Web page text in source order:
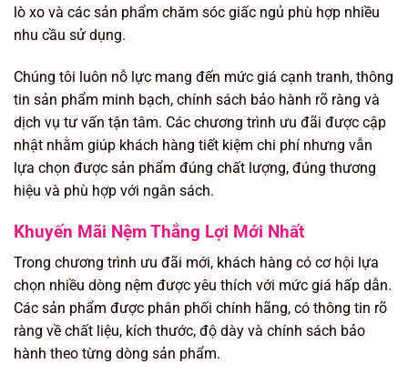
lò xo và các sản phẩm chăm sóc giấc ngủ phù hợp nhiều
nhu cầu sử dụng.
Chúng tôi luôn nỗ lực mang đến mức giá cạnh tranh, thông
tin sản phẩm minh bạch, chính sách bảo hành rõ ràng và
dịch vụ tư vấn tận tâm. Các chương trình ưu đãi được cập
nhật nhằm giúp khách hàng tiết kiệm chi phí nhưng vẫn
lựa chọn được sản phẩm đúng chất lượng, đúng thương
hiệu và phù hợp với ngân sách.
Khuyến Mãi Nệm Thắng Lợi Mới Nhất
Trong chương trình ưu đãi mới, khách hàng có cơ hội lựa
chọn nhiều dòng nệm được yêu thích với mức giá hấp dẫn.
Các sản phẩm được phân phối chính hãng, có thông tin rõ
ràng về chất liệu, kích thước, độ dày và chính sách bảo
hành theo từng dòng sản phẩm.